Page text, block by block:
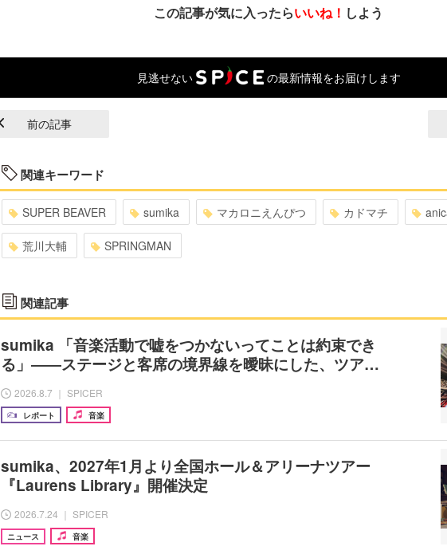
この記事が気に入ったらいいね！ しよう
見逃せない の最新情報をお届けします
前の記事
関連キーワード
SUPER BEAVER sumika マカロニえんぴつ カドマチ
荒川大輔 SPRINGMAN
関連記事
sumika 「音楽活動で嘘をつかないってことは約束でき
る」――ステージと客席の境界線を曖昧にした、ツア…
2026.8.7 ｜ SPICER
レポート 音楽
sumika、2027年1月より全国ホール＆アリーナツアー
『Laurens Library』開催決定
2026.7.24 ｜ SPICER
ニュース 音楽